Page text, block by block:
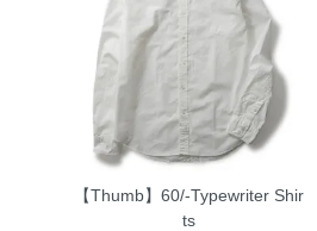
【Thumb】60/-Typewriter Shir
ts